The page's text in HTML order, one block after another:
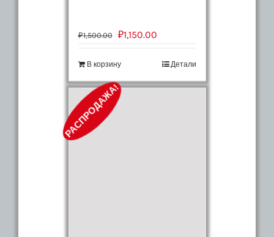
₽1,500.00 ₽1,150.00
В корзину Детали
РАСПРОДАЖА!